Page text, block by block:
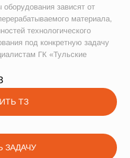
оборудования зависят от
материала,
технологического
под конкретную задачу
ГК «Тульские
ТЗ
ЗАДАЧУ